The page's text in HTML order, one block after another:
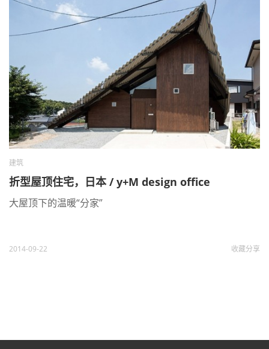
建筑
折型屋顶住宅，日本 / y+M design office
大屋顶下的温暖“分家”
2014-09-22 收藏分享